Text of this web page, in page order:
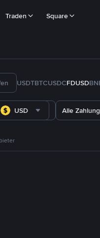
Traden Square
USDTBTCUSDCFDUSD
USD Alle